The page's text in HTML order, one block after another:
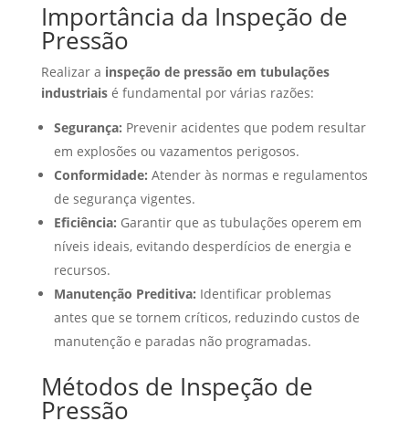
Importância da Inspeção de
Pressão
Realizar a inspeção de pressão em tubulações
industriaisé fundamental por várias razões:
Segurança: Prevenir acidentes que podem resultar
em explosões ou vazamentos perigosos.
Conformidade: Atender às normas e regulamentos
de segurança vigentes.
Eficiência: Garantir que as tubulações operem em
níveis ideais, evitando desperdícios de energia e
recursos.
Manutenção Preditiva: Identificar problemas
antes que se tornem críticos, reduzindo custos de
manutenção e paradas não programadas.
Métodos de Inspeção de
Pressão